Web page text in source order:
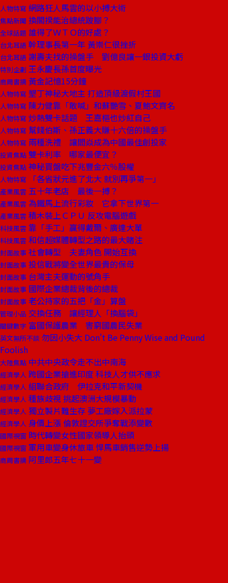
人物特寫 網路狂人馬雲的以小搏大術
焦點新聞 換閣揆能治總統跛腳？
全球話題 誰得了ＷＴＯ的好處？
台北耳語 幹理事長第一年 黃崇仁很挫折
台北耳語 謝壽夫找的操盤手 劉億良讓一銀投資大虧
特別企劃 王永慶長孫首度曝光
商周書摘 黃金記憶15分鐘
人物特寫 墾丁神秘大地主 打造頂級渡假村王國
人物特寫 陳力健靠「敢喊」和蘇艷雪、夏鮑文齊名
人物特寫 炒熱雙卡話題 王嘉樞也炒紅自己
人物特寫 幫錢伯斯、孫正義大賺十六倍的操盤手
人物特寫 兩種洗禮 讓閻焱成為中國最佳創投家
投資焦點 雙卡利率 哪家最便宜？
投資焦點 神秘買盤吃下兆豐金六％股權
人物特寫 「各省狀元進了北大 就別再爭第一」
產業風雲 五十年老店 最後一搏？
產業風雲 為鐵馬上流行彩妝 它拿下世界第一
產業風雲 積木裝上ＣＰＵ 反攻電腦遊戲
科技風雲 靠「手工」贏得戴爾、廣達大單
科技風雲 和信超媒體轉型之路的最大賭注
封面故事 社會轉型 夫妻角色 開始互換
封面故事 投信戰將變全世界最貴的保母
封面故事 台灣主夫運動的號角手
封面故事 國際企業總裁背後的總裁
封面故事 老公持家的五把「金」算盤
管理小品 交換任務 讓經理人「換腦袋」
關鍵數字 富國保護農業 害窮國農民失業
英文無所不談 勿因小失大 Don't Be Penny Wise and Pound
Foolish
大陸焦點 中共中央政令走不出中南海
經濟學人 跨國企業搶進印度 科技人才供不應求
經濟學人 組聯合政府 伊拉克和平新契機
經濟學人 種族歧視 挑起澳洲大規模暴動
經濟學人 獨立製片難生存 夢工廠嫁入派拉蒙
經濟學人 身價上漲 倫敦證交所爭奪戰添變數
國際視窗 時代轉變女性國家領導人抬頭
國際視窗 軍用車變身休旅車 悍馬車銷售逆勢上揚
商周書摘 阿里郎五年七十一變